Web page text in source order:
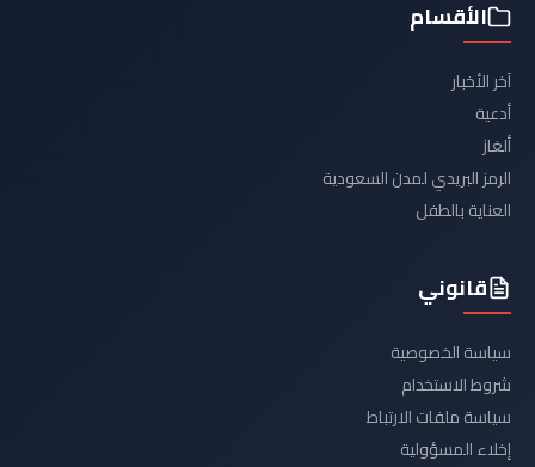
الأقسام
آخر الأخبار
أدعية
ألغاز
الرمز البريدي لمدن السعودية
العناية بالطفل
قانوني
سياسة الخصوصية
شروط الاستخدام
سياسة ملفات الارتباط
إخلاء المسؤولية